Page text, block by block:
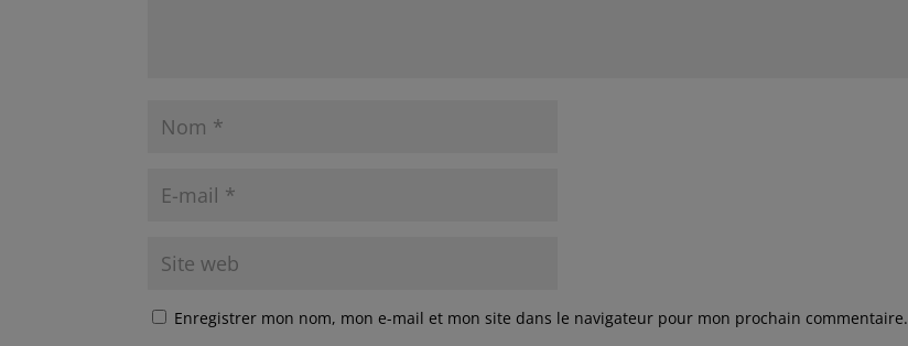
Enregistrer mon nom, mon e-mail et mon site dans le navigateur pour mon prochain commentaire.